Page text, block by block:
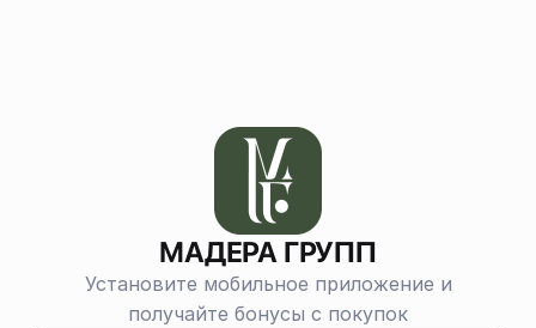
МАДЕРА ГРУПП
Установите мобильное приложение и
получайте бонусы с покупок